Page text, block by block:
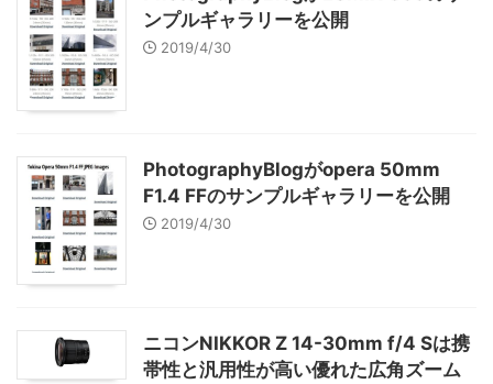
ンプルギャラリーを公開
2019/4/30
PhotographyBlogがopera 50mm
F1.4 FFのサンプルギャラリーを公開
2019/4/30
ニコンNIKKOR Z 14-30mm f/4 Sは携
帯性と汎用性が高い優れた広角ズーム